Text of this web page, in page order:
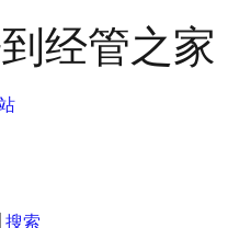
经管之家
搜索